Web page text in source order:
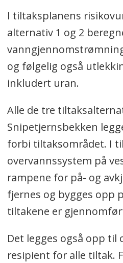
I tiltaksplanens
alternativ 1 og 2
og følgelig også
inkludert uran.
Alle de tre
Snipetjernsbekken
forbi tiltaksområdet. I
overvannssystem på
rampene for på- og
fjernes og bygges opp
tiltakene er
Det legges også opp til
resipient for alle tiltak.